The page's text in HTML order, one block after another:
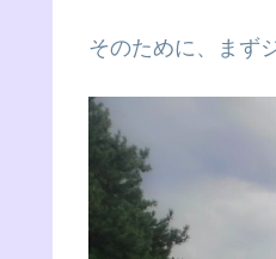
そのために、まず